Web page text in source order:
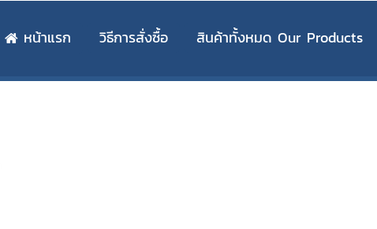
หน้าแรก วิธีการสั่งซื้อ สินค้าทั้งหมด Our Products